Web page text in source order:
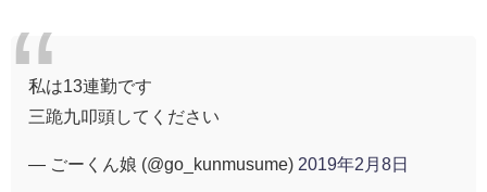
私は13連勤です
三跪九叩頭してください
— ごーくん娘 (@go_kunmusume) 2019年2月8日